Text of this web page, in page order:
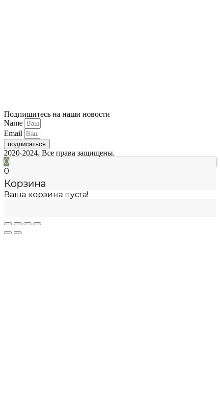
Подпишитесь на наши новости
Name
Email
подписаться
2020-2024. Все права защищены.
0
0
Корзина
Ваша корзина пуста!